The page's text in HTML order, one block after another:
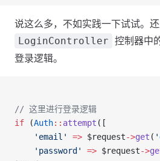
说这么多，不如实践一下试试。
LoginController 控制器中
登录逻辑。
// 这里进行登录逻辑
if (Auth:: attempt ([
    'email'
=> $request->get (
    'password'
=> $request->